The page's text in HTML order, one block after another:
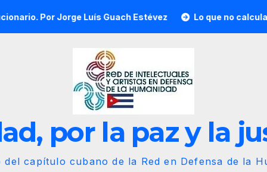
Luís Guach Estévez Lo que no calcularon, nuestra
por la paz y la
del capítulo cubano de la Red en Defensa de la